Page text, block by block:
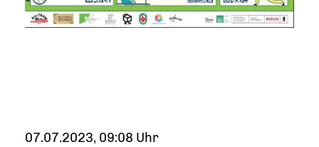
07.07.2023, 09:08 Uhr